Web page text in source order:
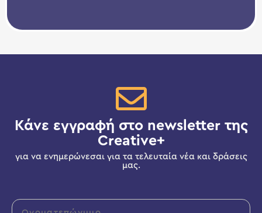
Κάνε εγγραφή στο newsletter της
Creative+
για να ενημερώνεσαι για τα τελευταία νέα και δράσεις
μας.